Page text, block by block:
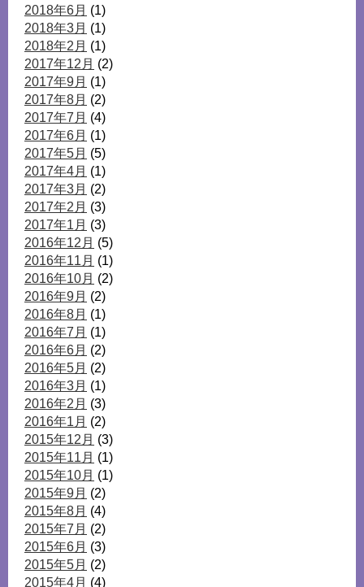
2018年6月 (1)
2018年3月 (1)
2018年2月 (1)
2017年12月 (2)
2017年9月 (1)
2017年8月 (2)
2017年7月 (4)
2017年6月 (1)
2017年5月 (5)
2017年4月 (1)
2017年3月 (2)
2017年2月 (3)
2017年1月 (3)
2016年12月 (5)
2016年11月 (1)
2016年10月 (2)
2016年9月 (2)
2016年8月 (1)
2016年7月 (1)
2016年6月 (2)
2016年5月 (2)
2016年3月 (1)
2016年2月 (3)
2016年1月 (2)
2015年12月 (3)
2015年11月 (1)
2015年10月 (1)
2015年9月 (2)
2015年8月 (4)
2015年7月 (2)
2015年6月 (3)
2015年5月 (2)
2015年4月 (4)